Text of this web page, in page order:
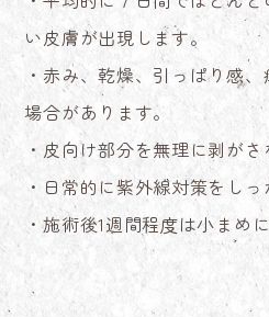
い皮膚が出現します。
・赤み、乾燥、引っぱり感
場合があります。
・皮向け部分を無理に剥がさ
・日常的に紫外線対策をし
・施術後1週間程度は小まめ